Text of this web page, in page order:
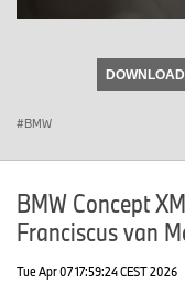
DOWNLOAD
BMW
BMW Concept
Franciscus van
Tue Apr 07 17:59:24 CEST 2026